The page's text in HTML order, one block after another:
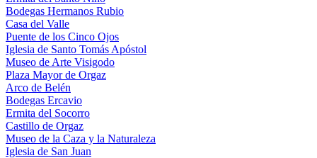
Bodegas Hermanos Rubio
Casa del Valle
Puente de los Cinco Ojos
Iglesia de Santo Tomás Apóstol
Museo de Arte Visigodo
Plaza Mayor de Orgaz
Arco de Belén
Bodegas Ercavio
Ermita del Socorro
Castillo de Orgaz
Museo de la Caza y la Naturaleza
Iglesia de San Juan